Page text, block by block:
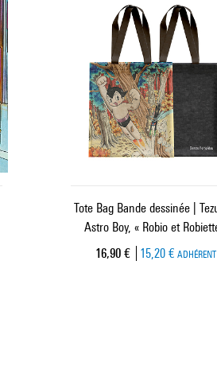
Tote Bag Bande dessinée |
Astro Boy, « Robio et
Prix ​​actuel
16,90 € 15,20 € ADHÉRENT